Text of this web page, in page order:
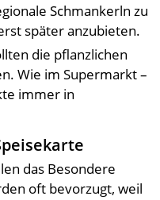
Schmankerln zu
später anzubieten.
die pflanzlichen
Wie im Supermarkt –
immer in
das Besondere
oft bevorzugt, weil